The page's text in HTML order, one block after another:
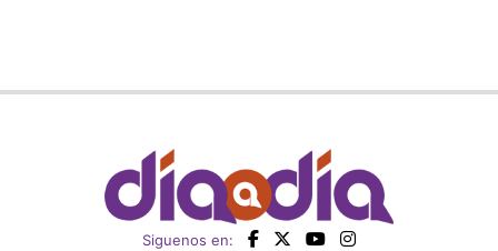
Siguenos en: